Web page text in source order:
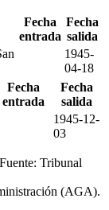
Fecha
entrada
Fecha
salida
1945-
04-18
Fecha
entrada
Fecha
salida
1945-12-
03
Fuente: Tribunal
(AGA).